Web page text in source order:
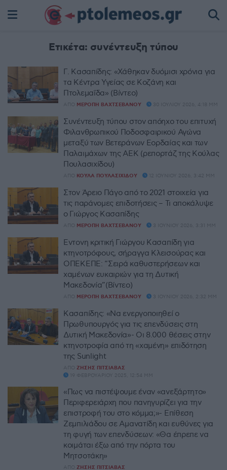
Ετικέτα: συνέντευξη τύπου
Γ. Κασαπίδης: «Χάθηκαν δυόμισι χρόνια για
τα Κέντρα Υγείας σε Κοζάνη και
Πτολεμαΐδα» (Βίντεο)
ΑΠΌ ΜΕΡΌΠΗ ΒΑΧΤΣΕΒΆΝΟΥ 30 ΙΟΥΛΊΟΥ 2026, 4:18 ΜΜ
Συνέντευξη τύπου στον απόηχο του επιτυχή
Φιλανθρωπικού Ποδοσφαιρικού Αγώνα
μεταξύ των Βετεράνων Εορδαίας και των
Παλαιμάχων της ΑΕΚ (ρεπορτάζ της Κούλας
Πουλασιχίδου)
ΑΠΌ ΚΟΎΛΑ ΠΟΥΛΑΣΙΧΊΔΟΥ 12 ΙΟΥΝΊΟΥ 2026, 3:42 ΜΜ
Στον Άρειο Πάγο από το 2021 στοιχεία για
τις παράνομες επιδοτήσεις – Τι αποκάλυψε
ο Γιώργος Κασαπίδης
ΑΠΌ ΜΕΡΌΠΗ ΒΑΧΤΣΕΒΆΝΟΥ 3 ΙΟΥΝΊΟΥ 2026, 3:31 ΜΜ
Έντονη κριτική Γιώργου Κασαπίδη για
κτηνοτρόφους, σήραγγα Κλεισούρας και
ΟΠΕΚΕΠΕ: “Σειρά καθυστερήσεων και
χαμένων ευκαιριών για τη Δυτική
Μακεδονία”(Βίντεο)
ΑΠΌ ΜΕΡΌΠΗ ΒΑΧΤΣΕΒΆΝΟΥ 3 ΙΟΥΝΊΟΥ 2026, 2:32 ΜΜ
Κασαπίδης: «Να ενεργοποιηθεί ο
Πρωθυπουργός για τις επενδύσεις στη
Δυτική Μακεδονία»- Οι 8.000 θέσεις στην
κτηνοτροφία από τη «χαμένη» επιδότηση
της Sunlight
ΑΠΌ ΖΉΣΗΣ ΠΙΤΣΙΆΒΑΣ
19 ΦΕΒΡΟΥΑΡΊΟΥ 2025, 12:54 ΜΜ
«Πως να πιστέψουμε έναν «ανεξάρτητο»
Περιφερειάρχη που πανηγυρίζει για την
επιστροφή του στο κόμμα;»- Επίθεση
Ζεμπιλιάδου σε Αμανατίδη και ευθύνες για
τη φυγή των επενδύσεων: «Θα έπρεπε να
κοιμάται έξω από την πόρτα του
Μητσοτάκη»
ΑΠΌ ΖΉΣΗΣ ΠΙΤΣΙΆΒΑΣ